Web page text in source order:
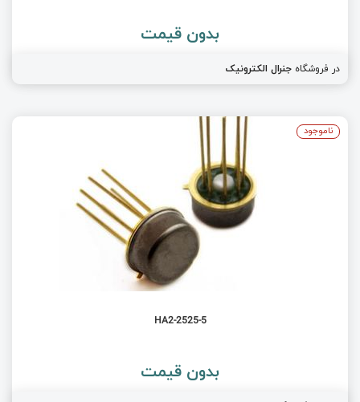
بدون قیمت
در فروشگاه جنرال الکترونیک
HA2-2525-5
بدون قیمت
ناموجود